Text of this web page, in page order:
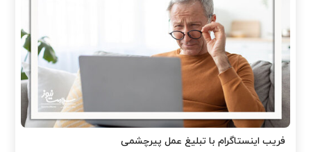
فریب اینستاگرام با تبلیغ عمل پیرچشمی